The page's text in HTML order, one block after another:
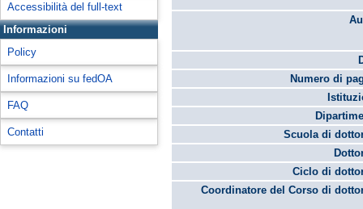
Accessibilità del full-text
Informazioni
Policy
Informazioni su fedOA
FAQ
Contatti
Numero di
Scuola di
Ciclo di
Coordinatore del Corso di